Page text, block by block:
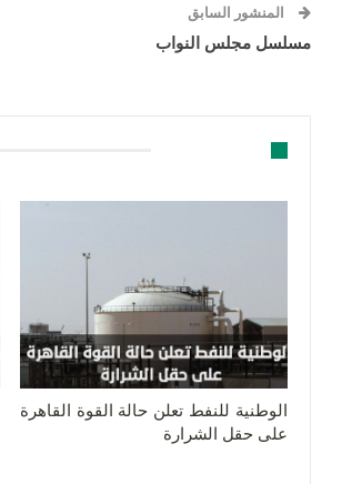
المنشور السابق
مسلسل مجلس النواب
الوطنية للنفط تعلن حالة القوة القاهرة
على حقل الشرارة